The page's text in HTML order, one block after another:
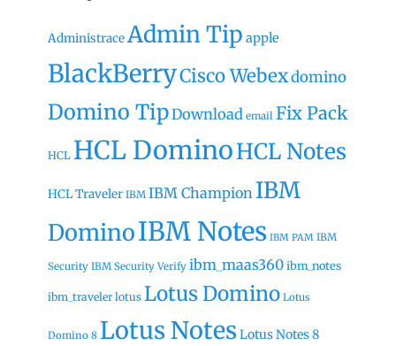
AdministraceAdmin Tip apple
BlackBerryCisco Webexdomino
Domino TipDownload email Fix Pack
HCL HCL DominoHCL Notes
HCL Traveler IBM IBM Champion IBM
DominoIBM Notes IBM PAM IBM
Security IBM Security Verify ibm_maas360ibm_notes
ibm_traveler lotus Lotus Domino Lotus
Domino 8 Lotus Notes Lotus Notes 8